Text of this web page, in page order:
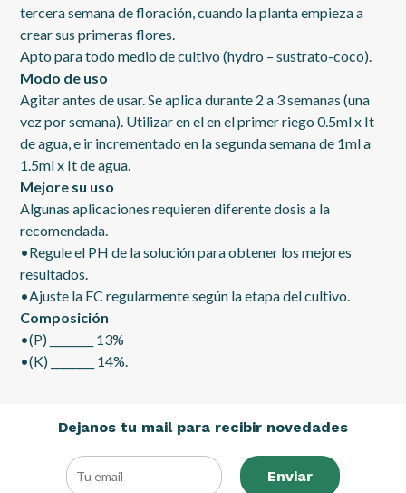
tercera semana de floración, cuando la planta empieza a
crear sus primeras flores.
Apto para todo medio de cultivo (hydro – sustrato-coco).
Modo de uso
Agitar antes de usar. Se aplica durante 2 a 3 semanas (una
vez por semana). Utilizar en el en el primer riego 0.5ml x It
de agua, e ir incrementado en la segunda semana de 1ml a
1.5ml x It de agua.
Mejore su uso
Algunas aplicaciones requieren diferente dosis a la
recomendada.
•Regule el PH de la solución para obtener los mejores
resultados.
•Ajuste la EC regularmente según la etapa del cultivo.
Composición
•(P) ________ 13%
•(K) ________ 14%.
Dejanos tu mail para recibir novedades
Enviar